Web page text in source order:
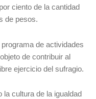
ciento de la cantidad
de pesos.
de actividades
de contribuir al
ejercicio del sufragio.
la cultura de la igualdad